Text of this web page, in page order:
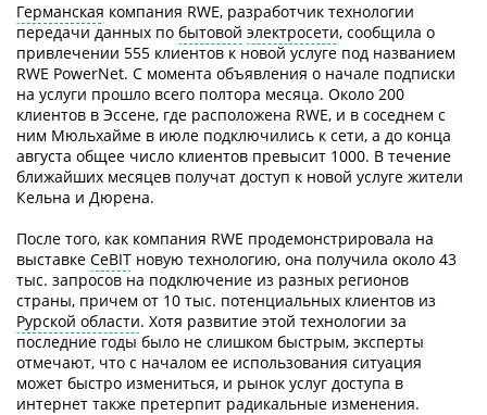
Германская компания RWE, разработчик технологии
передачи данных по бытовой электросети, сообщила о
привлечении 555 клиентов к новой услуге под названием
RWE PowerNet. С момента объявления о начале подписки
на услуги прошло всего полтора месяца. Около 200
клиентов в Эссене, где расположена RWE, и в соседнем с
ним Мюльхайме в июле подключились к сети, а до конца
августа общее число клиентов превысит 1000. В течение
ближайших месяцев получат доступ к новой услуге жители
Кельна и Дюрена.
После того, как компания RWE продемонстрировала на
выставке CeBIT новую технологию, она получила около 43
тыс. запросов на подключение из разных регионов
страны, причем от 10 тыс. потенциальных клиентов из
Рурской области. Хотя развитие этой технологии за
последние годы было не слишком быстрым, эксперты
отмечают, что с началом ее использования ситуация
может быстро измениться, и рынок услуг доступа в
интернет также претерпит радикальные изменения.